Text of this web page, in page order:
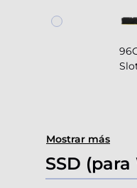
Mostrar más
SSD